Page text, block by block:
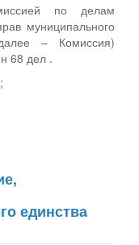
по делам
муниципального
– Комиссия)
68 дел .
единства